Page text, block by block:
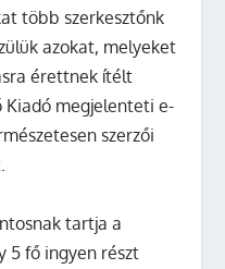
több szerkesztőnk
azokat, melyeket
érettnek ítélt
Kiadó megjelenteti e-
szerzői
tartja a
5 fő ingyen részt